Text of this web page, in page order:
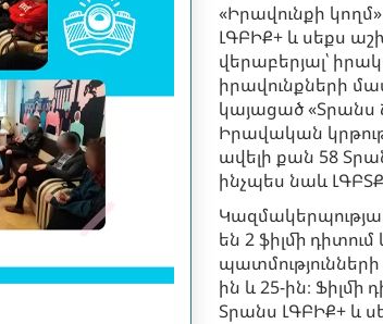
«Իրավունքի
ԼԳԲԻՔ+ և սեքս
վերաբերյալ՝
իրավունքների
կայացած
Իրավական
ավելի քան 58
ինչպես նաև
են 2 ֆիլմի
ին և 25-ին։
Տրանս ԼԳԲԻՔ+ և